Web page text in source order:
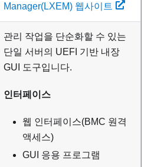
Manager(LXEM) 웹사이트
관리 작업을 단순화할 수 있는
단일 서버의 UEFI 기반 내장
GUI 도구입니다.
인터페이스
웹 인터페이스(BMC 원격
액세스)
GUI 응용 프로그램